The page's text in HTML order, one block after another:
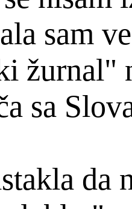
sam
žurnal"
sa
da